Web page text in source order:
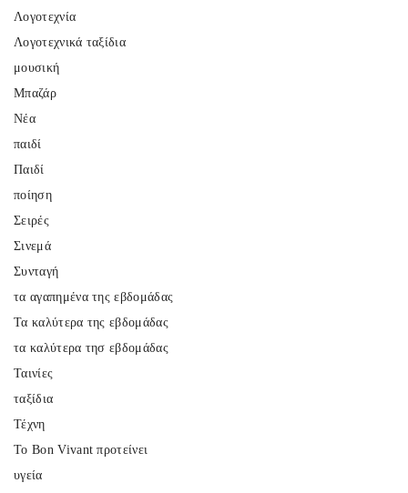
Λογοτεχνία
Λογοτεχνικά ταξίδια
μουσική
Μπαζάρ
Νέα
παιδί
Παιδί
ποίηση
Σειρές
Σινεμά
Συνταγή
τα αγαπημένα της εβδομάδας
Τα καλύτερα της εβδομάδας
τα καλύτερα τησ εβδομάδας
Ταινίες
ταξίδια
Τέχνη
Το Bon Vivant προτείνει
υγεία